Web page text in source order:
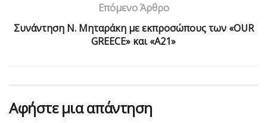
Επόμενο Άρθρο
Συνάντηση Ν. Μηταράκη με εκπροσώπους των «OUR
GREECE» και «Α21»
Αφήστε μια απάντηση